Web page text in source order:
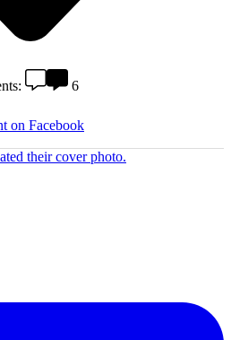
6
on Facebook
their cover photo.